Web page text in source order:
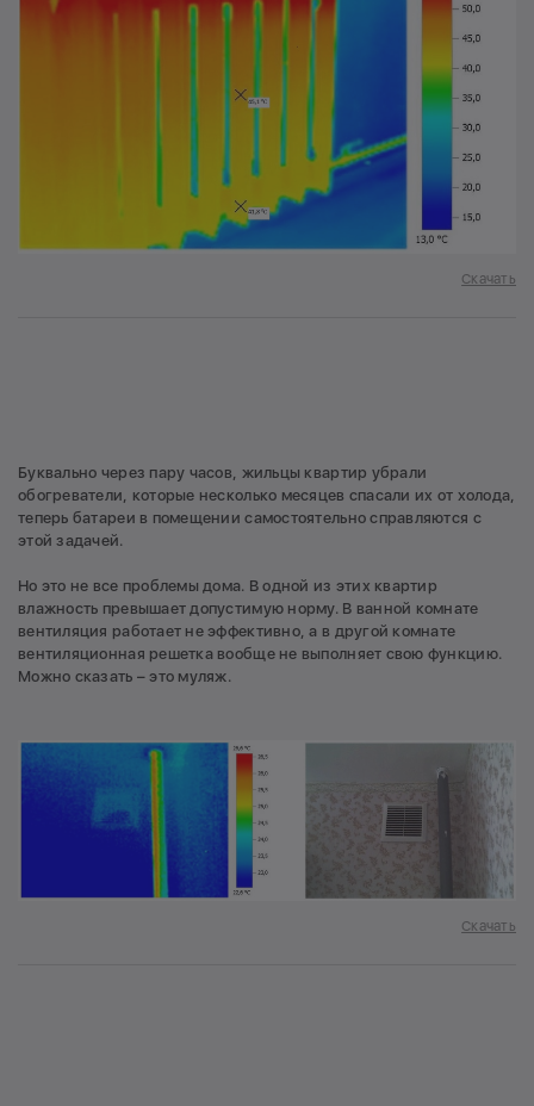
Скачать
Буквально через пару часов, жильцы квартир убрали
обогреватели, которые несколько месяцев спасали их от холода,
теперь батареи в помещении самостоятельно справляются с
этой задачей.
Но это не все проблемы дома. В одной из этих квартир
влажность превышает допустимую норму. В ванной комнате
вентиляция работает не эффективно, а в другой комнате
вентиляционная решетка вообще не выполняет свою функцию.
Можно сказать – это муляж.
Скачать